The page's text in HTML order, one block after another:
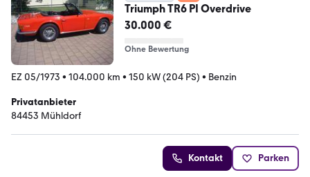
Triumph TR6 PI Overdrive
30.000 €
Ohne Bewertung
EZ 05/1973 • 104.000 km • 150 kW (204 PS) • Benzin
Privatanbieter
84453 Mühldorf
Kontakt Parken